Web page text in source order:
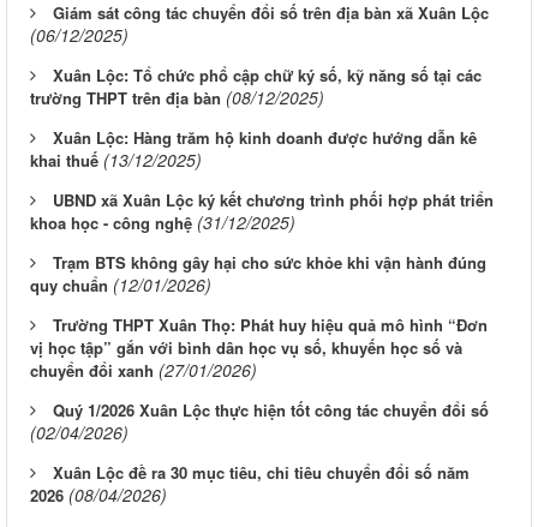
Giám sát công tác chuyển đổi số trên địa bàn xã Xuân Lộc
(06/12/2025)
Xuân Lộc: Tổ chức phổ cập chữ ký số, kỹ năng số tại các
trường THPT trên địa bàn (08/12/2025)
Xuân Lộc: Hàng trăm hộ kinh doanh được hướng dẫn kê
khai thuế (13/12/2025)
UBND xã Xuân Lộc ký kết chương trình phối hợp phát triển
khoa học - công nghệ (31/12/2025)
Trạm BTS không gây hại cho sức khỏe khi vận hành đúng
quy chuẩn (12/01/2026)
Trường THPT Xuân Thọ: Phát huy hiệu quả mô hình “Đơn
vị học tập” gắn với bình dân học vụ số, khuyến học số và
chuyển đổi xanh (27/01/2026)
Quý 1/2026 Xuân Lộc thực hiện tốt công tác chuyển đổi số
(02/04/2026)
Xuân Lộc đề ra 30 mục tiêu, chỉ tiêu chuyển đổi số năm
2026 (08/04/2026)